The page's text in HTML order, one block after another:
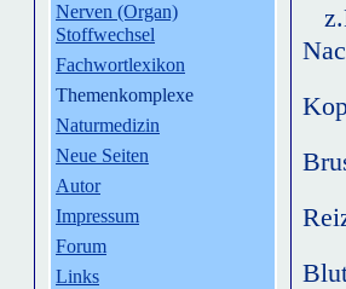
Nerven (Organ)
Stoffwechsel
Fachwortlexikon
Themenkomplexe
Naturmedizin
Neue Seiten
Autor
Impressum
Forum
Links